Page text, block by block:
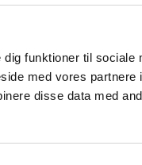
funktioner til sociale
med vores partnere
disse data med